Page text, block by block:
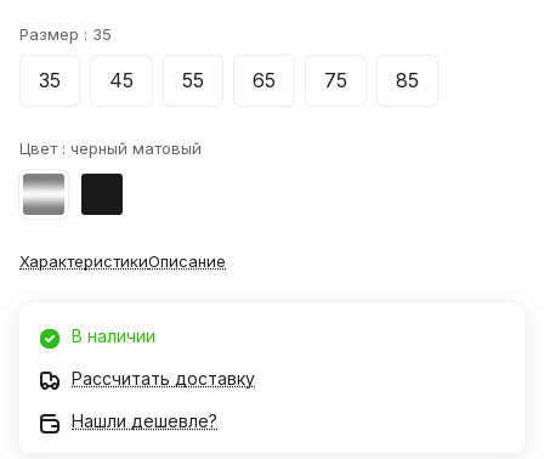
Размер : 35
35 45 55 65 75 85
Цвет : черный матовый
ХарактеристикиОписание
В наличии
Рассчитать доставку
Нашли дешевле?